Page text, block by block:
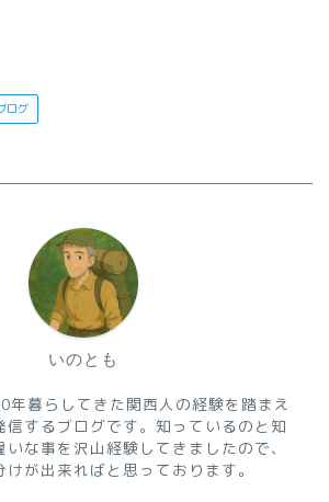
ログ
いのとも
年暮らしてきた関西人の経験を踏まえ
信するブログです。知っているのと知
な事を沢山経験してきましたので、
が出来ればと思っております。